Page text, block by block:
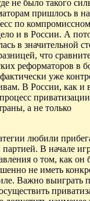
не было такого
пришлось в
по
и в России. А
в значительной
что
реформаторов в
уже
В России, как и
а не только
любили
В начале
о том, как он
не иметь
Важно выиграть